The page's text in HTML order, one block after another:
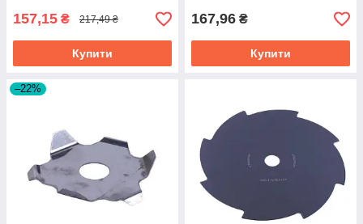
157,15 ₴ 217,49 ₴
Купити
167,96 ₴
Купити
–22%